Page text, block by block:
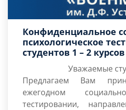
Конфиденциальное
психологическое
студентов 1 – 2
Уважаемые
Предлагаем Вам
ежегодном социально-
тестировании,